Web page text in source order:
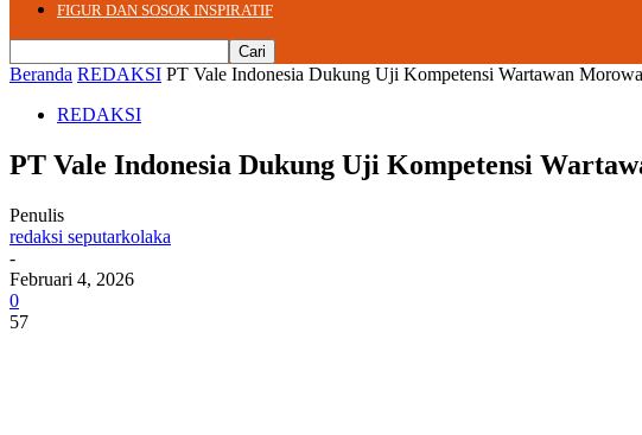
FIGUR DAN SOSOK INSPIRATIF
Beranda REDAKSI PT Vale Indonesia Dukung Uji Kompetensi Wartawan
REDAKSI
PT Vale Indonesia Dukung Uji Kompetensi
Penulis
redaksi seputarkolaka
-
Februari 4, 2026
0
57